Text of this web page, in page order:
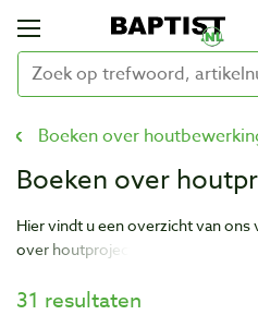
Boeken over
Boeken over
Hier vindt u een overzicht van ons
over houtprojecten. Van
nieuwe houtproject.
31 resultaten